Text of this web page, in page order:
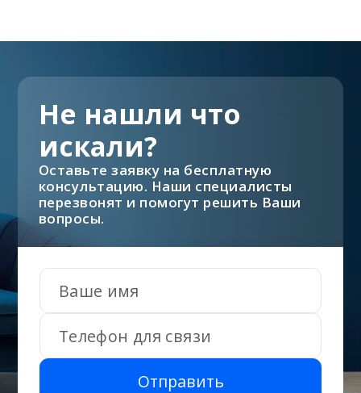
Отправить
Не нашли что
искали?
Оставьте заявку на бесплатную
консультацию. Наши специалисты
перезвонят и помогут решить Ваши
вопросы.